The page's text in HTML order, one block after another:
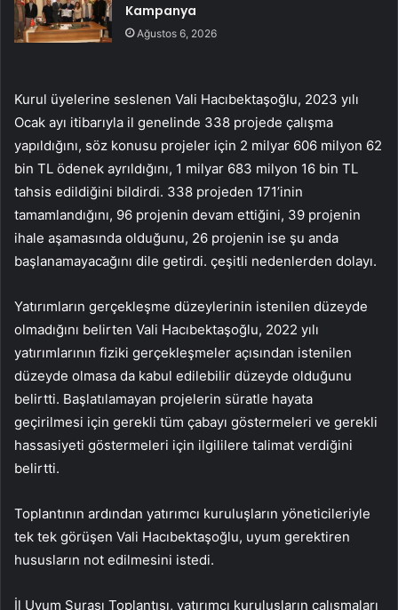
Kampanya
Ağustos 6, 2026
Kurul üyelerine seslenen Vali Hacıbektaşoğlu, 2023 yılı
Ocak ayı itibarıyla il genelinde 338 projede çalışma
yapıldığını, söz konusu projeler için 2 milyar 606 milyon 62
bin TL ödenek ayrıldığını, 1 milyar 683 milyon 16 bin TL
tahsis edildiğini bildirdi. 338 projeden 171’inin
tamamlandığını, 96 projenin devam ettiğini, 39 projenin
ihale aşamasında olduğunu, 26 projenin ise şu anda
başlanamayacağını dile getirdi. çeşitli nedenlerden dolayı.
Yatırımların gerçekleşme düzeylerinin istenilen düzeyde
olmadığını belirten Vali Hacıbektaşoğlu, 2022 yılı
yatırımlarının fiziki gerçekleşmeler açısından istenilen
düzeyde olmasa da kabul edilebilir düzeyde olduğunu
belirtti. Başlatılamayan projelerin süratle hayata
geçirilmesi için gerekli tüm çabayı göstermeleri ve gerekli
hassasiyeti göstermeleri için ilgililere talimat verdiğini
belirtti.
Toplantının ardından yatırımcı kuruluşların yöneticileriyle
tek tek görüşen Vali Hacıbektaşoğlu, uyum gerektiren
hususların not edilmesini istedi.
İl Uyum Şurası Toplantısı, yatırımcı kuruluşların çalışmaları